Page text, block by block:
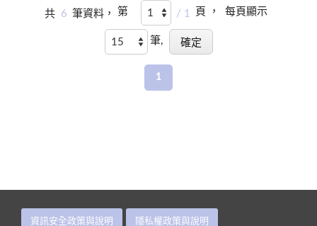
共 6 筆資料， 第 / 1 頁 ， 每頁顯示
筆,
1
資訊安全政策與說明 隱私權政策與說明